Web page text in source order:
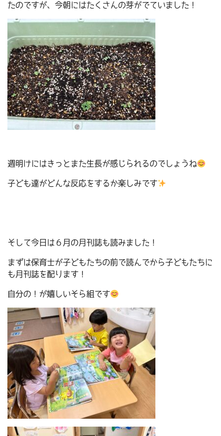
たのですが、今朝にはたくさんの芽がでていました！
週明けにはきっとまた生長が感じられるのでしょうね
子ども達がどんな反応をするか楽しみです
そして今日は６月の月刊誌も読みました！
まずは保育士が子どもたちの前で読んでから子どもたちに
も月刊誌を配ります！
自分の！が嬉しいそら組です